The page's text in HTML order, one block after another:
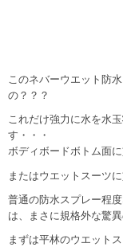
このネバーウエット防
の？？？
これだけ強力に水を水
す・・・
ボディボードボトム面
またはウエットスーツ
普通の防水スプレー程
は、まさに規格外な驚
まずは平林のウエット